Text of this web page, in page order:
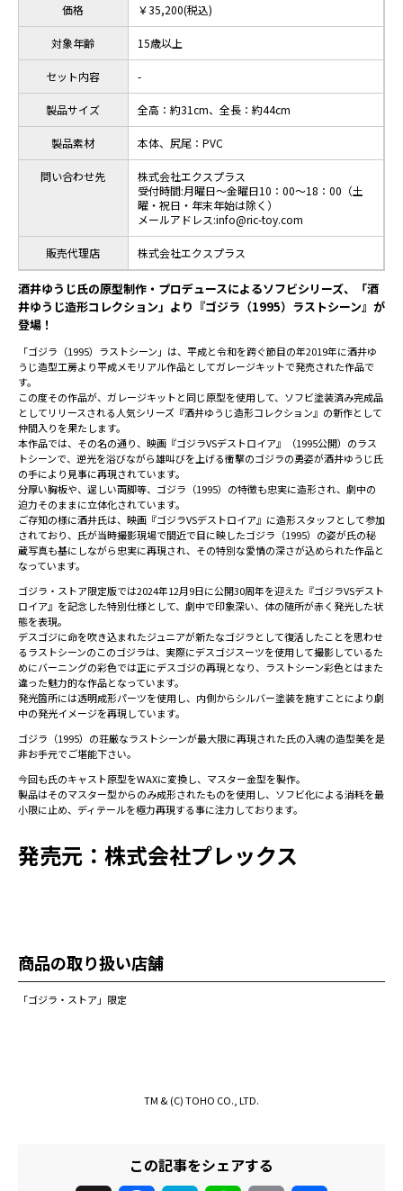
価格 ￥35,200(税込)
対象年齢 15歳以上
セット内容 -
製品サイズ 全高：約31cm、全長：約44cm
製品素材 本体、尻尾：PVC
問い合わせ先
株式会社エクスプラス
受付時間:月曜日～金曜日10：00～18：00（土
曜・祝日・年末年始は除く）
メールアドレス:info@ric-toy.com
販売代理店 株式会社エクスプラス
酒井ゆうじ氏の原型制作・プロデュースによるソフビシリーズ、「酒
井ゆうじ造形コレクション」より『ゴジラ（1995）ラストシーン』が
登場！
「ゴジラ（1995）ラストシーン」は、平成と令和を跨ぐ節目の年2019年に酒井ゆ
うじ造型工房より平成メモリアル作品としてガレージキットで発売された作品で
す。
この度その作品が、ガレージキットと同じ原型を使用して、ソフビ塗装済み完成品
としてリリースされる人気シリーズ『酒井ゆうじ造形コレクション』の新作として
仲間入りを果たします。
本作品では、その名の通り、映画『ゴジラVSデストロイア』（1995公開）のラス
トシーンで、逆光を浴びながら雄叫びを上げる衝撃のゴジラの勇姿が酒井ゆうじ氏
の手により見事に再現されています。
分厚い胸板や、逞しい両脚等、ゴジラ（1995）の特徴も忠実に造形され、劇中の
迫力そのままに立体化されています。
ご存知の様に酒井氏は、映画『ゴジラVSデストロイア』に造形スタッフとして参加
されており、氏が当時撮影現場で間近で目に映したゴジラ（1995）の姿が氏の秘
蔵写真も基にしながら忠実に再現され、その特別な愛情の深さが込められた作品と
なっています。
ゴジラ・ストア限定版では2024年12月9日に公開30周年を迎えた『ゴジラVSデスト
ロイア』を記念した特別仕様として、劇中で印象深い、体の随所が赤く発光した状
態を表現。
デスゴジに命を吹き込まれたジュニアが新たなゴジラとして復活したことを思わせ
るラストシーンのこのゴジラは、実際にデスゴジスーツを使用して撮影しているた
めにバーニングの彩色では正にデスゴジの再現となり、ラストシーン彩色とはまた
違った魅力的な作品となっています。
発光箇所には透明成形パーツを使用し、内側からシルバー塗装を施すことにより劇
中の発光イメージを再現しています。
ゴジラ（1995）の荘厳なラストシーンが最大限に再現された氏の入魂の造型美を是
非お手元でご堪能下さい。
今回も氏のキャスト原型をWAXに変換し、マスター金型を製作。
製品はそのマスター型からのみ成形されたものを使用し、ソフビ化による消耗を最
小限に止め、ディテールを極力再現する事に注力しております。
発売元：株式会社プレックス
商品の取り扱い店舗
「ゴジラ・ストア」限定
TM & (C) TOHO CO., LTD.
この記事をシェアする